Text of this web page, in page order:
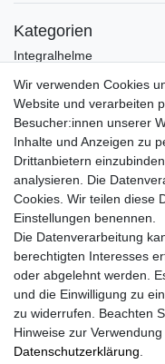
Kategorien
Integralhelme
Crosshelme
Klapphelme
Zubehör/Visiere
Bluetoothhelme
Kinderhelme
Skihelme
Services
Mein Konto
Kontakt
FAQ
Rechtliches
AGB
Widerrufs­recht
Wir verwenden Cookies
Website und verarbeiten
Besucher:innen unserer
Inhalte und Anzeigen zu
Drittanbietern
analysieren. Die
Cookies. Wir teilen diese
Einstellungen benennen.
Die Datenverarbeitung
berechtigten Interesses
oder abgelehnt werden.
und die Einwilligung zu
zu widerrufen. Beachten
Hinweise zur
Daten­schutz­erklärung